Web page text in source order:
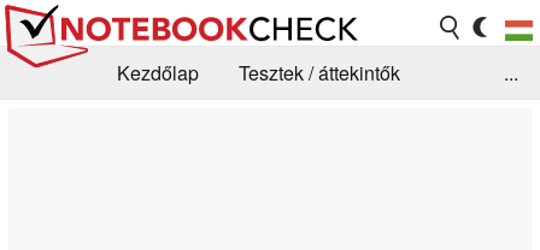
Kezdőlap
Tesztek / áttekintők
...